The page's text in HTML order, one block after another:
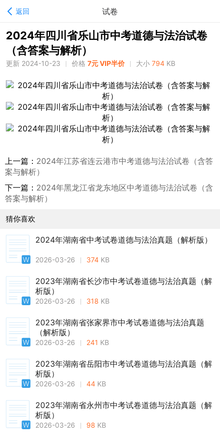
返回 试卷
2024年四川省乐山市中考道德与法治试卷
（含答案与解析）
更新 2024-10-23 价格 7元 VIP半价 大小 794 KB
上一篇： 2024年江苏省连云港市中考道德与法治试卷（含答
案与解析）
下一篇： 2024年黑龙江省龙东地区中考道德与法治试卷（含
答案与解析）
猜你喜欢
2024年湖南省中考试卷道德与法治真题（解析版）
2026-03-26 374 KB
2023年湖南省长沙市中考试卷道德与法治真题（解
析版）
2026-03-26 318 KB
2023年湖南省张家界市中考试卷道德与法治真题
（解析版）
2026-03-26 241 KB
2023年湖南省岳阳市中考试卷道德与法治真题（解
析版）
2026-03-26 44 KB
2023年湖南省永州市中考试卷道德与法治真题（解
析版）
2026-03-26 98 KB